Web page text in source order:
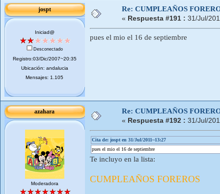
jospt
Iniciad@
Desconectado
Registro:03/Dic/2007~20:35
Ubicación: andalucia
Mensajes: 1.105
Re: CUMPLEAÑOS
« Respuesta #191 : 31/Jul/
pues el mio el 16 de septiembre
azahara
Moderadora
Re: CUMPLEAÑOS
« Respuesta #192 : 31/Jul/
Cita de: jospt en 31/Jul/2011~13:27
pues el mio el 16 de septiembre
Te incluyo en la lista:
CUMPLEAÑOS FOREROS